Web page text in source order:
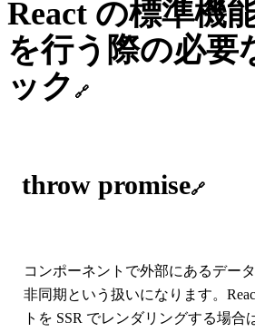
React の標準機
を行う際の必要
ック 🔗
throw promise🔗
コンポーネントで外部にあるデー
非同期という扱いになります。
トを SSR でレンダリングする場